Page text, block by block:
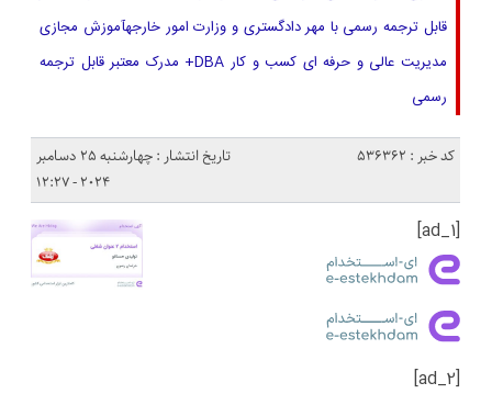
قابل ترجمه رسمی با مهر دادگستری و وزارت امور خارجهآموزش مجازی
مدیریت عالی و حرفه ای کسب و کار DBA+ مدرک معتبر قابل ترجمه
رسمی
کد خبر : 536362
تاریخ انتشار : چهارشنبه 25 دسامبر
2024 - 12:27
[ad_1]
[ad_2]